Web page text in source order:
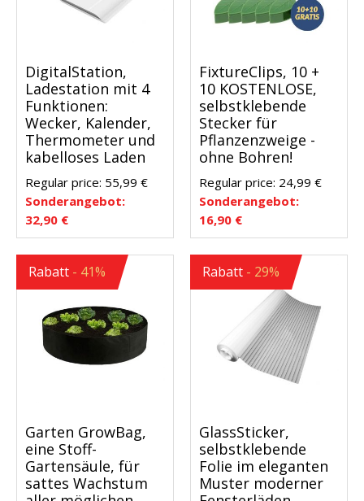
DigitalStation,
Ladestation mit 4
Funktionen:
Wecker, Kalender,
Thermometer und
kabelloses Laden
Regular price: 55,99 €
Sonderangebot:
32,90 €
FixtureClips, 10 +
10 KOSTENLOSE,
selbstklebende
Stecker für
Pflanzenzweige -
ohne Bohren!
Regular price: 24,99 €
Sonderangebot:
16,90 €
Rabatt - 41%
Garten GrowBag,
eine Stoff-
Gartensäule, für
sattes Wachstum
Rabatt - 29%
GlassSticker,
selbstklebende
Folie im eleganten
Muster moderner